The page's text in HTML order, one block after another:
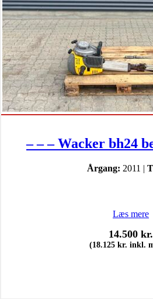
– – – Wacker bh24
Årgang: 2011 |
Læs mere
14.500 kr.
(18.125 kr. inkl.